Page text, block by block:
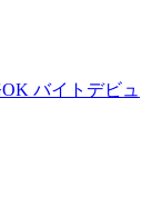
バイトデビュ